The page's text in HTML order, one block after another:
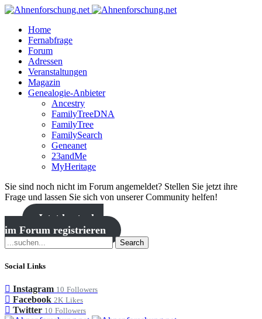
Home
Fernabfrage
Forum
Adressen
Veranstaltungen
Magazin
Genealogie-Anbieter
Ancestry
FamilyTreeDNA
FamilyTree
FamilySearch
Geneanet
23andMe
MyHeritage
Sie sind noch nicht im Forum angemeldet? Stellen Sie jetzt ihre
Frage und lassen Sie sich von unserer Community helfen!
Jetzt kostenlos
im Forum registrieren
Search
Social Links
Instagram 10 Followers
Facebook 2K Likes
Twitter 10 Followers